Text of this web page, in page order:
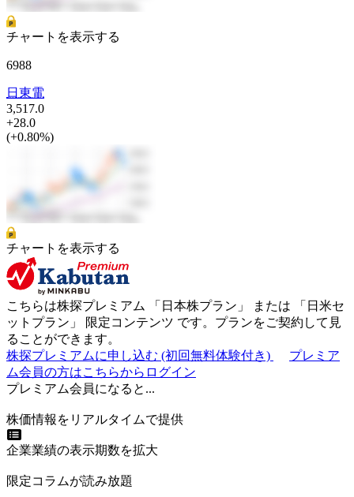
チャートを表示する
6988
日東電
3,517.0
+28.0
(+0.80%)
チャートを表示する
こちらは株探プレミアム 「 日本株プラン 」 または 「 日米セ
ットプラン 」 限定コンテンツ です。プランをご契約して見
ることができます。
株探プレミアムに申し込む (初回無料体験付き)
プレミア
ム会員の方はこちらからログイン
プレミアム会員になると...
株価情報をリアルタイムで提供
企業業績の表示期数を拡大
限定コラムが読み放題